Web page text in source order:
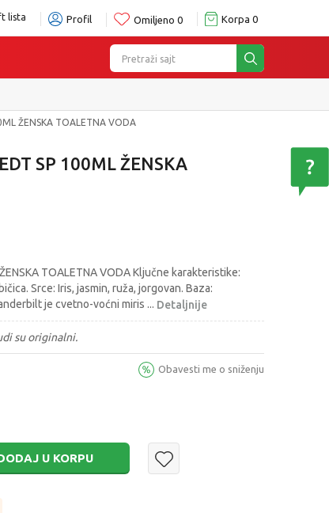
lista Profil Omiljeno 0 Korpa 0
Pretraži sajt
ŽENSKA TOALETNA VODA
SP 100ML ŽENSKA
TOALETNA VODA Ključne karakteristike:
Srce: Iris, jasmin, ruža, jorgovan. Baza:
je cvetno-voćni miris ... Detaljnije
su originalni.
Obavesti me o sniženju
U KORPU